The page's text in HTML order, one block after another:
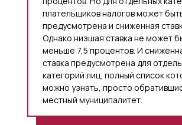
плательщиков налогов может
предусмотрена и сниженная
Однако низшая ставка не может
меньше 7,5 процентов. И
ставка предусмотрена для
категорий лиц, полный список
можно узнать, просто
местный муниципалитет.